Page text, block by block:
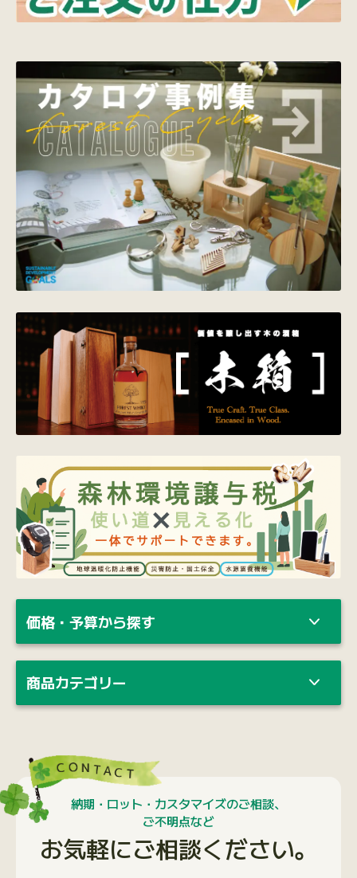
価格・予算から探す
商品カテゴリー
納期・ロット・カスタマイズのご相談、
ご不明点など
お気軽にご相談ください。